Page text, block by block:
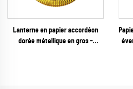
Lanterne en papier accordéon
dorée métallique en gros –